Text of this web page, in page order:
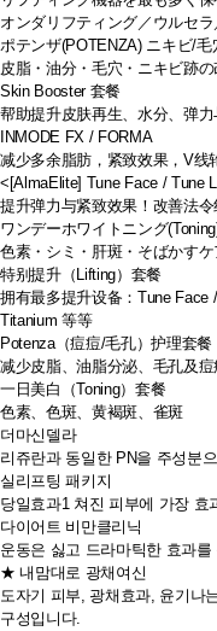
オンダリフティング／ウルセ
ポテンザ(POTENZA) ニキビ/毛
皮脂・油分・毛穴・ニキビ跡
Skin Booster 套餐
帮助提升皮肤再生、水分、弹
INMODE FX / FORMA
减少多余脂肪，紧致效果，V线
<[AlmaElite] Tune Face / Tune
提升弹力与紧致效果！改善法令
ワンデーホワイトニング
色素・シミ・肝斑・そばかすケ
特别提升（Lifting）套餐
拥有最多提升设备：Tune Face
Titanium 等等
Potenza（痘痘/毛孔）护理套餐
减少皮脂、油脂分泌、毛孔及痘
一日美白（Toning）套餐
色素、色斑、黄褐斑、雀斑
더마신델라
리쥬란과 동일한 PN을 주성분
실리프팅 패키지
당일효과1 쳐진 피부에 가장
다이어트 비만클리닉
운동은 싫고 드라마틱한 효과
★ 내맘대로 광채여신
도자기 피부, 광채효과, 윤기나
구성입니다.